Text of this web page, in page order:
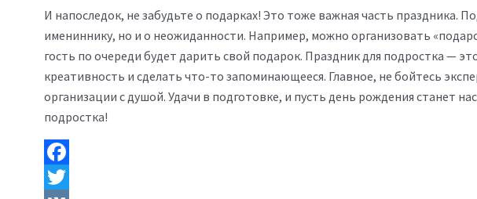
И напоследок, не забудьте о подарках! Это тоже важная часть праздника.
имениннику, но и о неожиданности. Например, можно организовать
гость по очереди будет дарить свой подарок. Праздник для подростка —
креативность и сделать что-то запоминающееся. Главное, не бойтесь
организации с душой. Удачи в подготовке, и пусть день рождения станет
подростка!
Facebook